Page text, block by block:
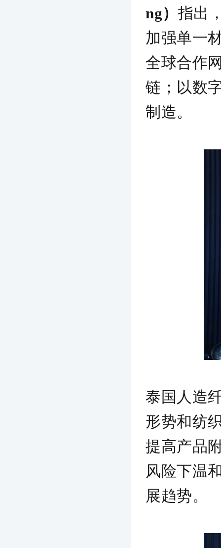
ng） 指出
加强单一
全球合作
链；以数
制造。
泰国人造
形势和纺
提高产品
风险下温
展趋势。